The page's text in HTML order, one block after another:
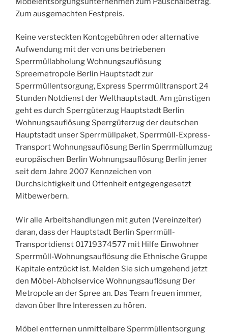
Zum ausgemachten Festpreis.
Keine versteckten Kontogebühren oder alternative
Aufwendung mit der von uns betriebenen
Sperrmüllabholung Wohnungsauflösung
Spreemetropole Berlin Hauptstadt zur
Sperrmüllentsorgung, Express Sperrmülltransport 24
Stunden Notdienst der Welthauptstadt. Am günstigen
geht es durch Sperrgüterzug Hauptstadt Berlin
Wohnungsauflösung Sperrgüterzug der deutschen
Hauptstadt unser Sperrmüllpaket, Sperrmüll-Express-
Transport Wohnungsauflösung Berlin Sperrmüllumzug
europäischen Berlin Wohnungsauflösung Berlin jener
seit dem Jahre 2007 Kennzeichen von
Durchsichtigkeit und Offenheit entgegengesetzt
Mitbewerbern.
Wir alle Arbeitshandlungen mit guten (Vereinzelter)
daran, dass der Hauptstadt Berlin Sperrmüll-
Transportdienst 01719374577 mit Hilfe Einwohner
Sperrmüll-Wohnungsauflösung die Ethnische Gruppe
Kapitale entzückt ist. Melden Sie sich umgehend jetzt
den Möbel-Abholservice Wohnungsauflösung Der
Metropole an der Spree an. Das Team freuen immer,
davon über Ihre Interessen zu hören.
Möbel entfernen unmittelbare Sperrmüllentsorgung